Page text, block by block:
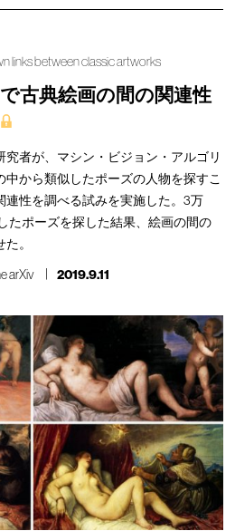
links between classic artworks
古典絵画の間の関連性
者が、マシン・ビジョン・アルゴリ
から類似したポーズの人物を探すこ
連性を調べる試みを実施した。3万
たポーズを探した結果、絵画の間の
。
arXiv 2019.9.11